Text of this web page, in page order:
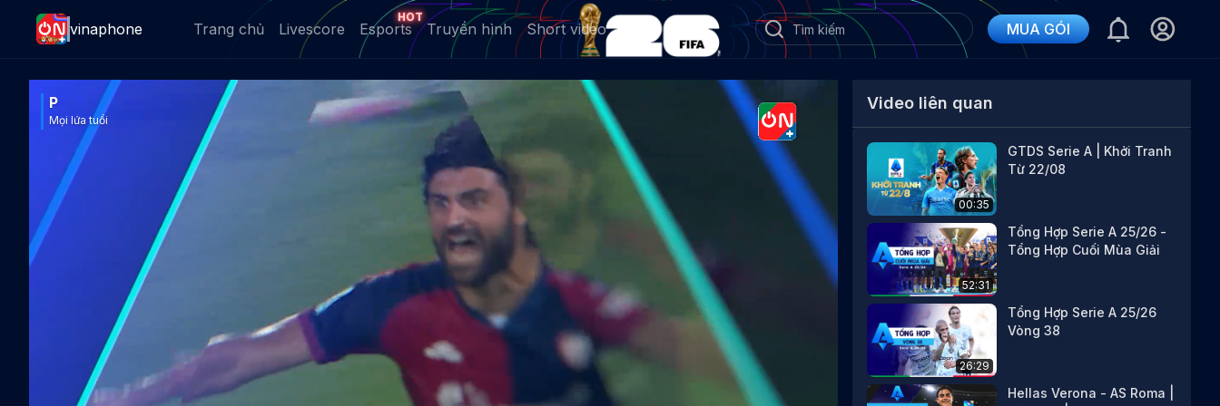
vinaphone Trang chủ Livescore Esports
HOT
Truyền hình Short video MUA GÓI
P
Mọi lứa tuổi
Video liên quan
00:35
GTDS Serie A | Khởi Tranh
Từ 22/08
52:31
Tổng Hợp Serie A 25/26 -
Tổng Hợp Cuối Mùa Giải
26:29
Tổng Hợp Serie A 25/26
Vòng 38
Hellas Verona - AS Roma |